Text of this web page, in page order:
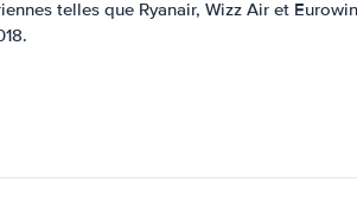
telles que Ryanair, Wizz Air et